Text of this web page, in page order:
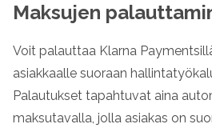
Maksujen
Voit palauttaa Klarna
asiakkaalle suoraan
Palautukset tapahtuvat aina
maksutavalla, jolla asiakas on